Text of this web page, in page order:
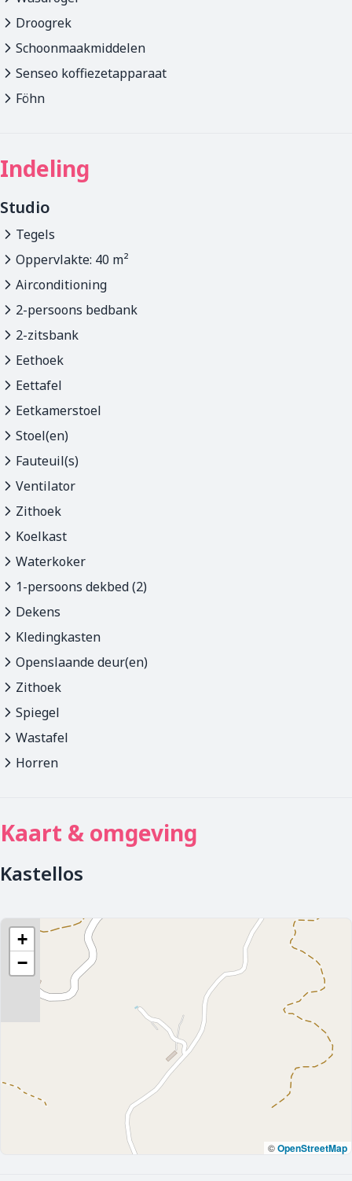
Droogrek
Schoonmaakmiddelen
Senseo koffiezetapparaat
Föhn
Indeling
Studio
Tegels
Oppervlakte: 40 m²
Airconditioning
2-persoons bedbank
2-zitsbank
Eethoek
Eettafel
Eetkamerstoel
Stoel(en)
Fauteuil(s)
Ventilator
Zithoek
Koelkast
Waterkoker
1-persoons dekbed (2)
Dekens
Kledingkasten
Openslaande deur(en)
Zithoek
Spiegel
Wastafel
Horren
Kaart & omgeving
Kastellos
+
−
©OpenStreetMap